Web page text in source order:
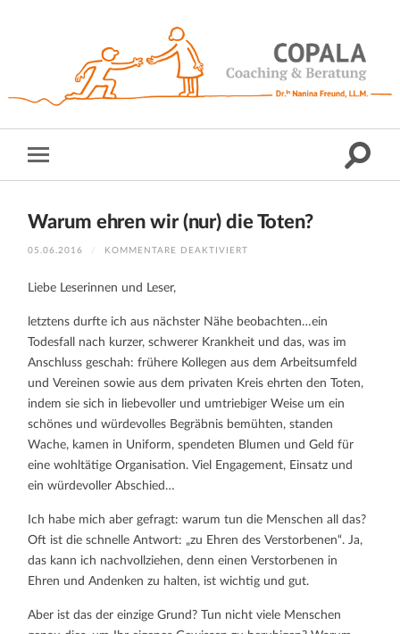
Warum ehren wir (nur) die Toten?
05.06.2016 / KOMMENTARE DEAKTIVIERT
TOTEN?
Liebe Leserinnen und Leser,
letztens durfte ich aus nächster Nähe beobachten…ein
Todesfall nach kurzer, schwerer Krankheit und das, was im
Anschluss geschah: frühere Kollegen aus dem Arbeitsumfeld
und Vereinen sowie aus dem privaten Kreis ehrten den Toten,
indem sie sich in liebevoller und umtriebiger Weise um ein
schönes und würdevolles Begräbnis bemühten, standen
Wache, kamen in Uniform, spendeten Blumen und Geld für
eine wohltätige Organisation. Viel Engagement, Einsatz und
ein würdevoller Abschied…
Ich habe mich aber gefragt: warum tun die Menschen all das?
Oft ist die schnelle Antwort: „zu Ehren des Verstorbenen“. Ja,
das kann ich nachvollziehen, denn einen Verstorbenen in
Ehren und Andenken zu halten, ist wichtig und gut.
Aber ist das der einzige Grund? Tun nicht viele Menschen